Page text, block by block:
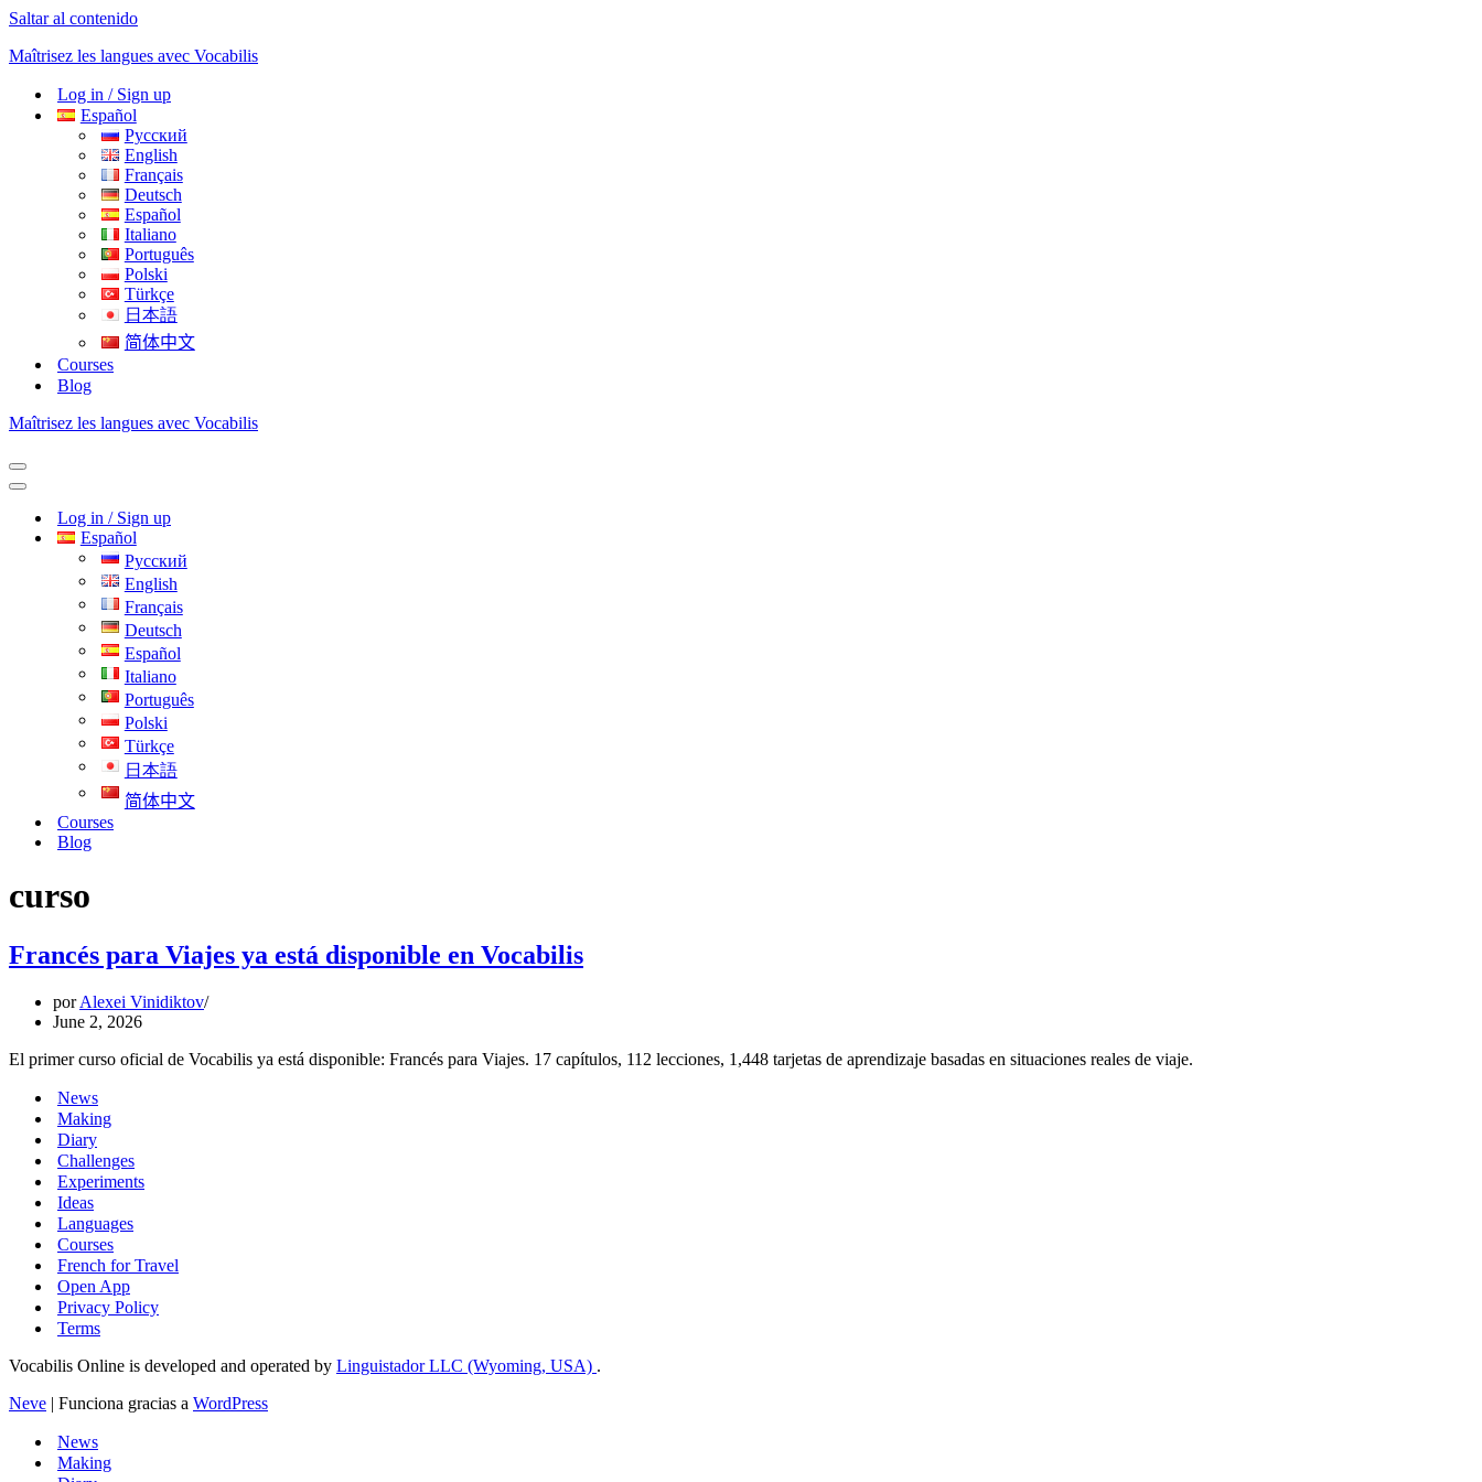
Saltar al contenido
Maîtrisez les langues avec Vocabilis
Log in / Sign up
Español
Русский
English
Français
Deutsch
Español
Italiano
Português
Polski
Türkçe
日本語
简体中文
Courses
Blog
Maîtrisez les langues avec Vocabilis
Menú
de
Menú
navegaciónLog in / Sign up
Español
Русский
English
Français
Deutsch
Español
Italiano
Português
Polski
Türkçe
日本語
简体中文
Courses
Blog
curso
Francés para Viajes ya está disponible en Vocabilis
porAlexei Vinidiktov
June 2, 2026
El primer curso oficial de Vocabilis ya está disponible: Francés para Viajes. 17 capítulos, 112 lecciones, 1,448 tarjetas de aprendizaje basadas en situaciones reales de viaje.
News
Making
Diary
Challenges
Experiments
Ideas
Languages
Courses
French for Travel
Open App
Privacy Policy
Terms
Vocabilis Online is developed and operated by Linguistador LLC (Wyoming, USA) .
Neve | Funciona gracias a WordPress
News
Making